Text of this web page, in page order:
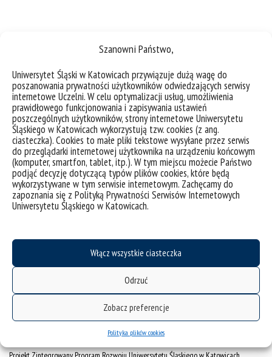
Szanowni Państwo,
Uniwersytet Śląski w Katowicach przywiązuje dużą wagę do
poszanowania prywatności użytkowników odwiedzających serwisy
internetowe Uczelni. W celu optymalizacji usług, umożliwienia
prawidłowego funkcjonowania i zapisywania ustawień
poszczególnych użytkowników, strony internetowe Uniwersytetu
Śląskiego w Katowicach wykorzystują tzw. cookies (z ang.
ciasteczka). Cookies to małe pliki tekstowe wysyłane przez serwis
do przeglądarki internetowej użytkownika na urządzeniu końcowym
(komputer, smartfon, tablet, itp.). W tym miejscu możecie Państwo
podjąć decyzję dotyczącą typów plików cookies, które będą
wykorzystywane w tym serwisie internetowym. Zachęcamy do
zapoznania się z Polityką Prywatności Serwisów Internetowych
Uniwersytetu Śląskiego w Katowicach.
Włącz wszystkie ciasteczka
Odrzuć
Zobacz preferencje
Polityka plików cookies
deklaracja dostępności
mapa strony
USOSweb
Wzory dokumentów
CINiBA
SAP
NIP: 634-019-71-34